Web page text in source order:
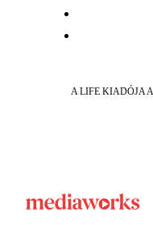
A LIFE KIADÓJA